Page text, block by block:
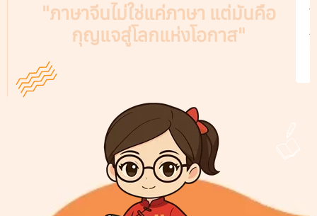
"ภาษาจีนไม่ใช่แค่ภาษา แต่มันคือ
กุญแจสู่โลกแห่งโอกาส"